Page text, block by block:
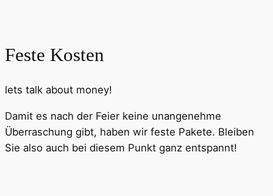
Feste Kosten
lets talk about money!
Damit es nach der Feier keine unangenehme
Überraschung gibt, haben wir feste Pakete. Bleiben
Sie also auch bei diesem Punkt ganz entspannt!